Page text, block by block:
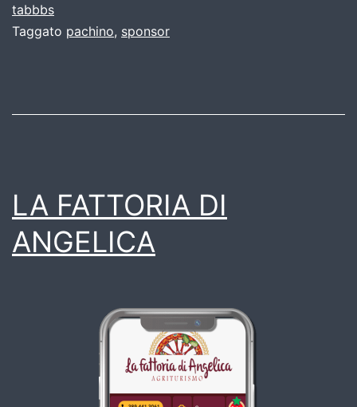
tabbbs
Taggato pachino, sponsor
LA FATTORIA DI
ANGELICA